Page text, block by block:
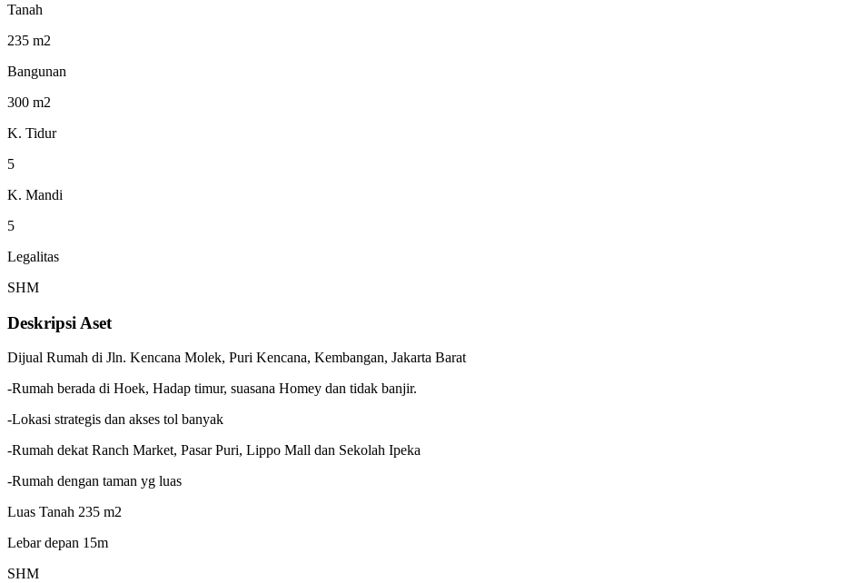
Tanah
235 m2
Bangunan
300 m2
K. Tidur
5
K. Mandi
5
Legalitas
SHM
Deskripsi Aset
Dijual Rumah di Jln. Kencana Molek, Puri Kencana, Kembangan, Jakarta Barat
-Rumah berada di Hoek, Hadap timur, suasana Homey dan tidak banjir.
-Lokasi strategis dan akses tol banyak
-Rumah dekat Ranch Market, Pasar Puri, Lippo Mall dan Sekolah Ipeka
-Rumah dengan taman yg luas
Luas Tanah 235 m2
Lebar depan 15m
SHM